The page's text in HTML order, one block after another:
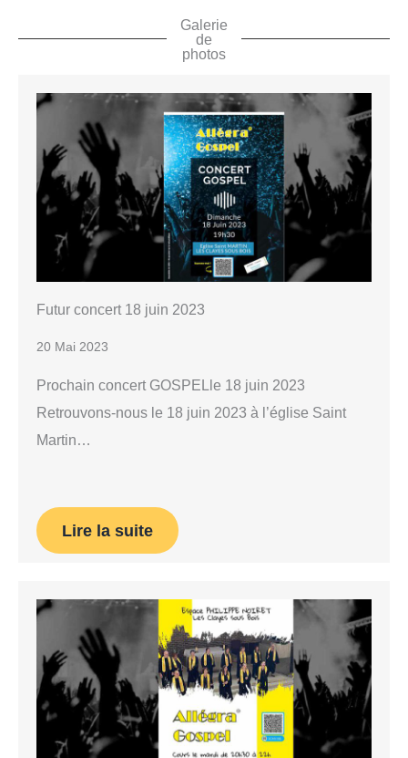
Galerie
de
photos
Futur concert 18 juin 2023
20 Mai 2023
Prochain concert GOSPELle 18 juin 2023
Retrouvons-nous le 18 juin 2023 à l’église Saint
Martin…
Lire la suite